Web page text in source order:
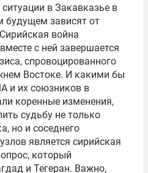
в Закавказье в
зависят от
война
с ней завершается
спровоцированного
Востоке. И какими бы
и их союзников в
коренные изменения,
судьбу не только
но и соседнего
является сирийская
который
и Тегеран. Важно,